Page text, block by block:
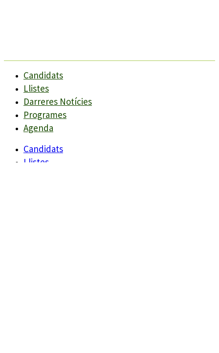
Candidats
Llistes
Darreres Notícies
Programes
Agenda
Candidats
Llistes